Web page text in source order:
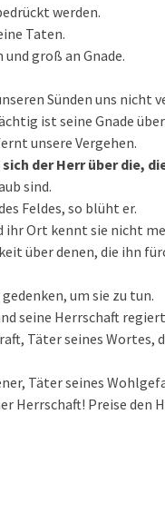
werden.
Taten.
groß an Gnade.
Sünden uns nicht
ist seine Gnade
unsere Vergehen.
der Herr über die,
sind.
Feldes, so blüht er.
ihr Ort kennt sie nicht
über denen, die ihn
um sie zu tun.
seine Herrschaft
Täter seines Wortes,
Täter seines
Herrschaft! Preise den